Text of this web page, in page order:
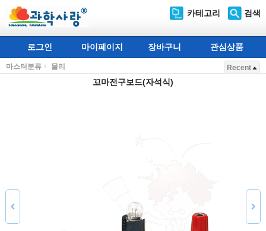
카테고리 검색
로그인 마이페이지 장바구니 관심상품
마스터분류 물리 Recent
꼬마전구보드(자석식)